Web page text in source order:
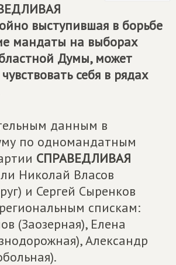
выступившая в борьбе
мандаты на выборах
Думы, может
себя в рядах
данным в
по одномандатным
СПРАВЕДЛИВАЯ
Николай Власов
и Сергей Сыренков
спискам:
(Заозерная), Елена
Александр